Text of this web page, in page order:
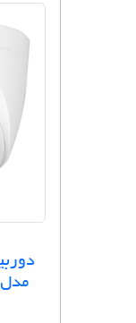
مدل IPC-HDW2441T-S